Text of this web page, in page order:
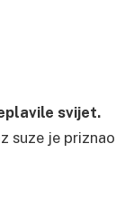
svijet.
suze je priznao